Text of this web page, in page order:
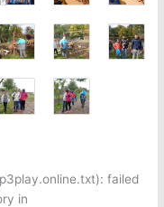
failed
in